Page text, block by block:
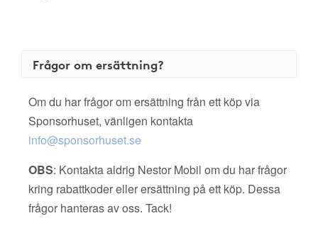
Frågor om ersättning?
Om du har frågor om ersättning från ett köp via
Sponsorhuset, vänligen kontakta
info@sponsorhuset.se
OBS: Kontakta aldrig Nestor Mobil om du har frågor
kring rabattkoder eller ersättning på ett köp. Dessa
frågor hanteras av oss. Tack!